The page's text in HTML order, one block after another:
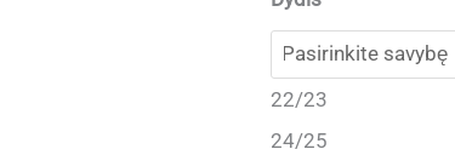
22/23
24/25